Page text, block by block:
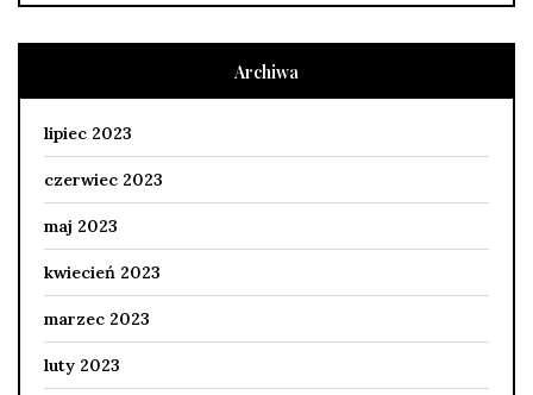
Archiwa
lipiec 2023
czerwiec 2023
maj 2023
kwiecień 2023
marzec 2023
luty 2023